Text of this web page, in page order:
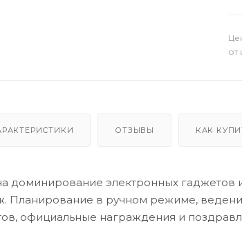
от
ОТЗЫВЫ КАК
доминирование электронных
Планирование в ручном режиме,
официальные награждения и